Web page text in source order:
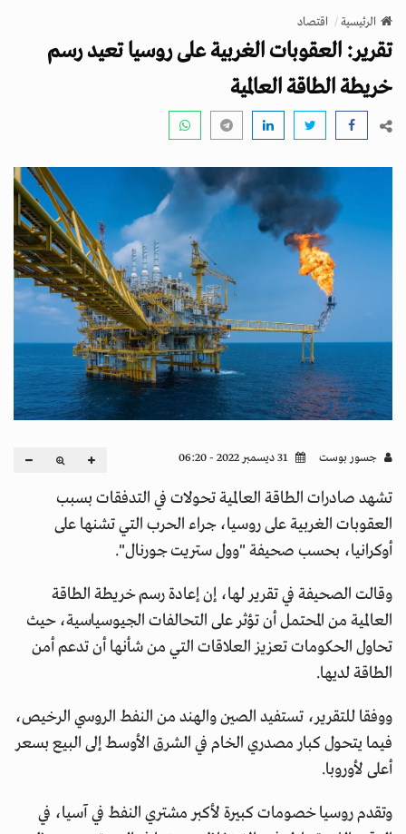
v
g
a
t
n
الرئيسية اقتصاد
تقرير: العقوبات الغربية على روسيا تعيد رسم
خريطة الطاقة العالمية
جسور بوست
تشهد صادرات الطاقة العالمية تحولات في التدفقات بسبب
العقوبات الغربية على روسيا، جراء الحرب التي تشنها على
أوكرانيا، بحسب صحيفة "وول ستريت جورنال".
وقالت الصحيفة في تقرير لها، إن إعادة رسم خريطة الطاقة
العالمية من المحتمل أن تؤثر على التحالفات الجيوسياسية، حيث
تحاول الحكومات تعزيز العلاقات التي من شأنها أن تدعم أمن
الطاقة لديها.
ووفقا للتقرير، تستفيد الصين والهند من النفط الروسي الرخيص،
فيما يتحول كبار مصدري الخام في الشرق الأوسط إلى البيع بسعر
أعلى لأوروبا.
وتقدم روسيا خصومات كبيرة لأكبر مشتري النفط في آسيا، في